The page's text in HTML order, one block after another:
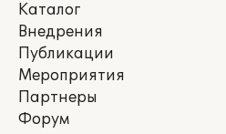
Каталог
Внедрения
Публикации
Мероприятия
Партнеры
Форум